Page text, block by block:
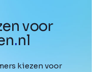
voor
.nl
kiezen voor